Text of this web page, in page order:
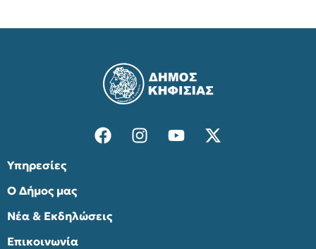
Υπηρεσίες
Ο Δήμος μας
Νέα & Εκδηλώσεις
Επικοινωνία